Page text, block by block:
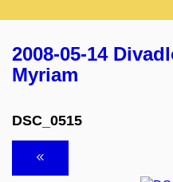
2008-05-14
Myriam
DSC_0515